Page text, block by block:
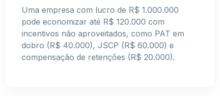
Uma empresa com lucro de R$ 1.000.000
pode economizar até R$ 120.000 com
incentivos não aproveitados, como PAT em
dobro (R$ 40.000), JSCP (R$ 60.000) e
compensação de retenções (R$ 20.000).